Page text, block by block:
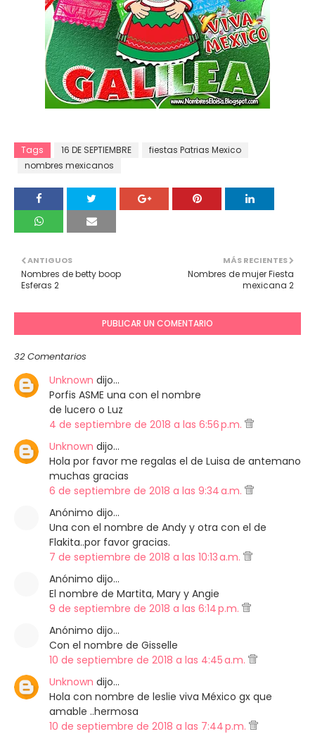
Tags 16 DE SEPTIEMBRE
fiestas Patrias Mexico
nombres mexicanos
MÁS RECIENTES
Nombres de mujer Fiesta
mexicana 2
ANTIGUOS
Nombres de betty boop
Esferas 2
PUBLICAR UN COMENTARIO
32 Comentarios
Unknown dijo…
Porfis ASME una con el nombre
de lucero o Luz
4 de septiembre de 2018 a las 6:56 p.m.
Unknown dijo…
Hola por favor me regalas el de Luisa de antemano
muchas gracias
6 de septiembre de 2018 a las 9:34 a.m.
Anónimo dijo…
Una con el nombre de Andy y otra con el de
Flakita..por favor gracias.
7 de septiembre de 2018 a las 10:13 a.m.
Anónimo dijo…
El nombre de Martita, Mary y Angie
9 de septiembre de 2018 a las 6:14 p.m.
Anónimo dijo…
Con el nombre de Gisselle
10 de septiembre de 2018 a las 4:45 a.m.
Unknown dijo…
Hola con nombre de leslie viva México gx que
amable ..hermosa
10 de septiembre de 2018 a las 7:44 p.m.